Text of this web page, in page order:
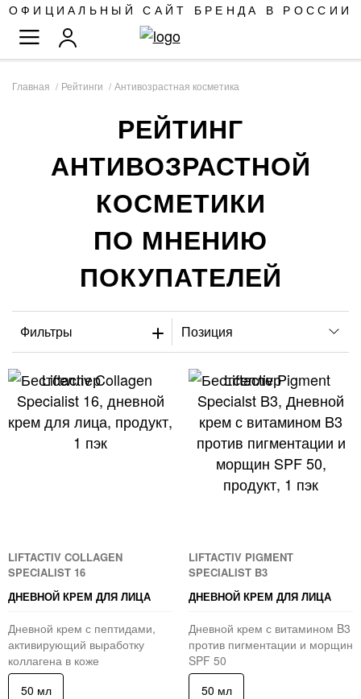
SKIP
TO
CONTENT
ОФИЦИАЛЬНЫЙ САЙТ БРЕНДА В РОССИИ
Главная Рейтинги Антивозрастная косметика
РЕЙТИНГ
АНТИВОЗРАСТНОЙ
КОСМЕТИКИ
ПО МНЕНИЮ
ПОКУПАТЕЛЕЙ
Фильтры
LIFTACTIV COLLAGEN
SPECIALIST 16
ДНЕВНОЙ КРЕМ ДЛЯ ЛИЦА
Дневной крем с пептидами,
активирующий выработку
коллагена в коже
50 мл
LIFTACTIV PIGMENT
SPECIALIST B3
ДНЕВНОЙ КРЕМ ДЛЯ ЛИЦА
Дневной крем с витамином B3
против пигментации и морщин
SPF 50
50 мл